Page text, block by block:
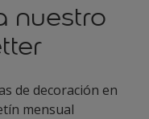
nuestro
de decoración en
mensual